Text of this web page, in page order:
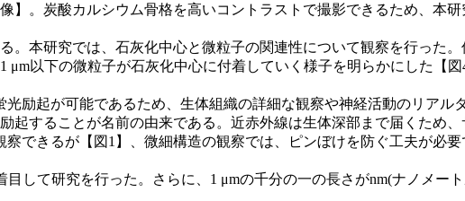
。炭酸カルシウム骨格を高いコントラストで撮影できるため、本研
。本研究では、石灰化中心と微粒子の関連性について観察を行った
以下の微粒子が石灰化中心に付着していく様子を明らかにした【図
励起が可能であるため、生体組織の詳細な観察や神経活動のリアル
起することが名前の由来である。近赤外線は生体深部まで届くため
できるが【図1】、微細構造の観察では、ピンぼけを防ぐ工夫が必要
して研究を行った。さらに、1 μmの千分の一の長さがnm(ナノメート